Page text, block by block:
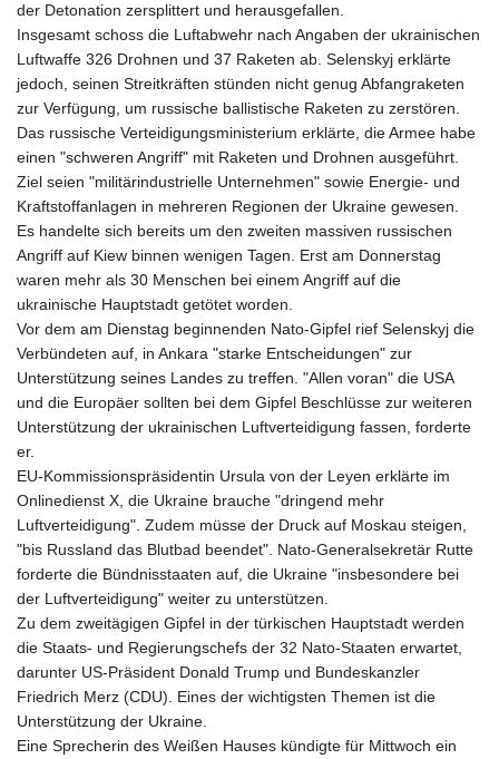
der Detonation zersplittert und herausgefallen.
Insgesamt schoss die Luftabwehr nach Angaben der ukrainischen
Luftwaffe 326 Drohnen und 37 Raketen ab. Selenskyj erklärte
jedoch, seinen Streitkräften stünden nicht genug Abfangraketen
zur Verfügung, um russische ballistische Raketen zu zerstören.
Das russische Verteidigungsministerium erklärte, die Armee habe
einen "schweren Angriff" mit Raketen und Drohnen ausgeführt.
Ziel seien "militärindustrielle Unternehmen" sowie Energie- und
Kraftstoffanlagen in mehreren Regionen der Ukraine gewesen.
Es handelte sich bereits um den zweiten massiven russischen
Angriff auf Kiew binnen wenigen Tagen. Erst am Donnerstag
waren mehr als 30 Menschen bei einem Angriff auf die
ukrainische Hauptstadt getötet worden.
Vor dem am Dienstag beginnenden Nato-Gipfel rief Selenskyj die
Verbündeten auf, in Ankara "starke Entscheidungen" zur
Unterstützung seines Landes zu treffen. "Allen voran" die USA
und die Europäer sollten bei dem Gipfel Beschlüsse zur weiteren
Unterstützung der ukrainischen Luftverteidigung fassen, forderte
er.
EU-Kommissionspräsidentin Ursula von der Leyen erklärte im
Onlinedienst X, die Ukraine brauche "dringend mehr
Luftverteidigung". Zudem müsse der Druck auf Moskau steigen,
"bis Russland das Blutbad beendet". Nato-Generalsekretär Rutte
forderte die Bündnisstaaten auf, die Ukraine "insbesondere bei
der Luftverteidigung" weiter zu unterstützen.
Zu dem zweitägigen Gipfel in der türkischen Hauptstadt werden
die Staats- und Regierungschefs der 32 Nato-Staaten erwartet,
darunter US-Präsident Donald Trump und Bundeskanzler
Friedrich Merz (CDU). Eines der wichtigsten Themen ist die
Unterstützung der Ukraine.
Eine Sprecherin des Weißen Hauses kündigte für Mittwoch ein